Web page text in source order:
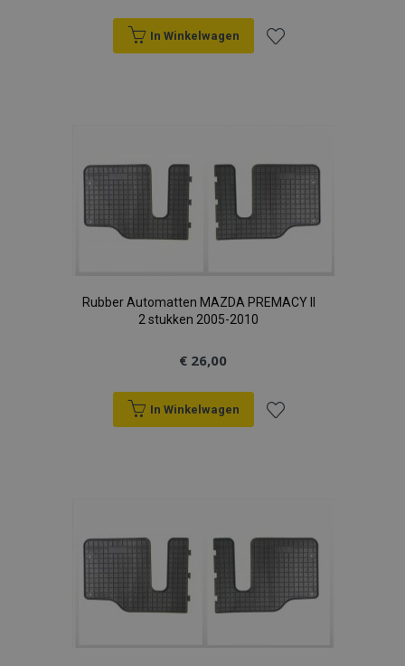
In Winkelwagen
verlanglijst
Rubber Automatten MAZDA PREMACY II
2 stukken 2005-2010
€ 26,00
In Winkelwagen
verlanglijst